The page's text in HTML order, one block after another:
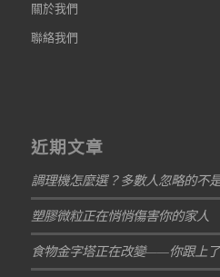
關於我們
聯絡我們
近期文章
調理機怎麼選？多數人忽略的不
塑膠微粒正在悄悄傷害你的家人
食物金字塔正在改變——你跟上